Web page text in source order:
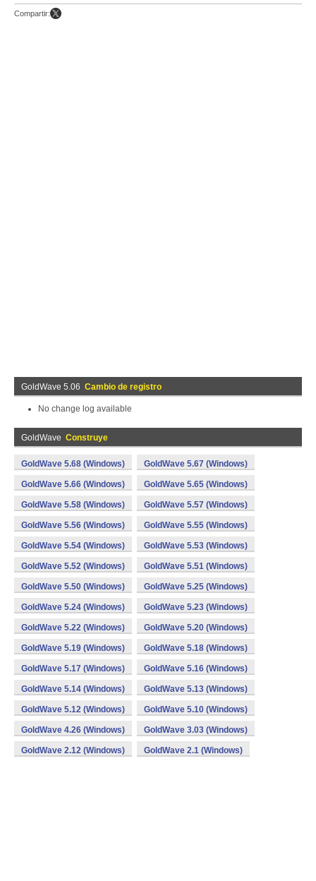
Compartir:
GoldWave 5.06 Cambio de registro
No change log available
GoldWave Construye
GoldWave 5.68 (Windows) GoldWave 5.67 (Windows)
GoldWave 5.66 (Windows) GoldWave 5.65 (Windows)
GoldWave 5.58 (Windows) GoldWave 5.57 (Windows)
GoldWave 5.56 (Windows) GoldWave 5.55 (Windows)
GoldWave 5.54 (Windows) GoldWave 5.53 (Windows)
GoldWave 5.52 (Windows) GoldWave 5.51 (Windows)
GoldWave 5.50 (Windows) GoldWave 5.25 (Windows)
GoldWave 5.24 (Windows) GoldWave 5.23 (Windows)
GoldWave 5.22 (Windows) GoldWave 5.20 (Windows)
GoldWave 5.19 (Windows) GoldWave 5.18 (Windows)
GoldWave 5.17 (Windows) GoldWave 5.16 (Windows)
GoldWave 5.14 (Windows) GoldWave 5.13 (Windows)
GoldWave 5.12 (Windows) GoldWave 5.10 (Windows)
GoldWave 4.26 (Windows) GoldWave 3.03 (Windows)
GoldWave 2.12 (Windows) GoldWave 2.1 (Windows)